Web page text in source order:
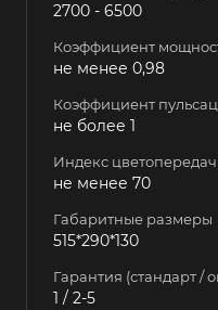
2700 - 6500
Коэффициент
не менее 0,98
Коэффициент
не более 1
Индекс
не менее 70
Габаритные размеры
515*290*130
Гарантия (стандарт /
1 / 2-5